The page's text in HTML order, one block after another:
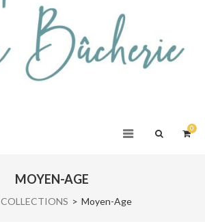
0
MOYEN-AGE
COLLECTIONS > Moyen-Age